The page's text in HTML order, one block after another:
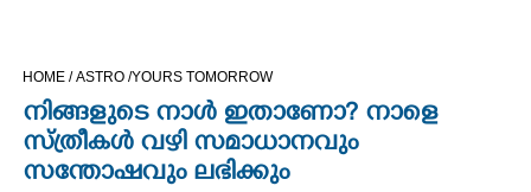
OPINION
HOME /ASTRO /YOURS TOMORROW
നിങ്ങളുടെ നാൾ ഇതാണോ? നാളെ
സ്ത്രീകൾ വഴി സമാധാനവും
സന്തോഷവും ലഭിക്കും